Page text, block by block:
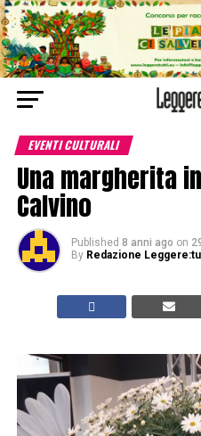
EVENTI CULTURALI
Una margherita
Calvino
Published 8 anni ago on
By Redazione